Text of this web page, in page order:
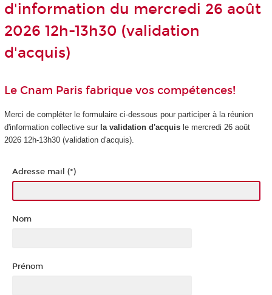
d'information du mercredi 26 août
2026 12h-13h30 (validation
d'acquis)
Le Cnam Paris fabrique vos compétences!
Merci de compléter le formulaire ci-dessous pour participer à la réunion
d'information collective sur la validation d'acquisle mercredi 26 août
2026 12h-13h30 (validation d'acquis).
Adresse mail (*)
Nom
Prénom